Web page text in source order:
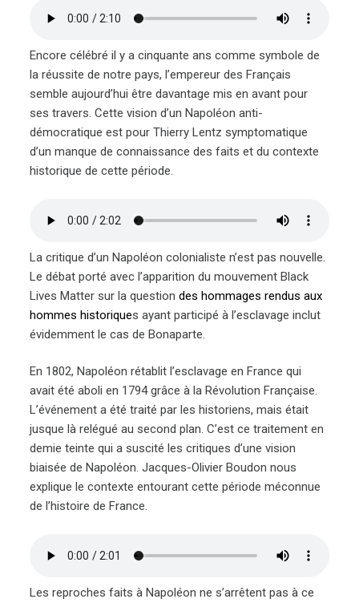
Encore célébré il y a cinquante ans comme symbole de
la réussite de notre pays, l’empereur des Français
semble aujourd’hui être davantage mis en avant pour
ses travers. Cette vision d’un Napoléon anti-
démocratique est pour Thierry Lentz symptomatique
d’un manque de connaissance des faits et du contexte
historique de cette période.
La critique d’un Napoléon colonialiste n’est pas nouvelle.
Le débat porté avec l’apparition du mouvement Black
Lives Matter sur la question des hommages rendus aux
hommes historiques ayant participé à l’esclavage inclut
évidemment le cas de Bonaparte.
En 1802, Napoléon rétablit l’esclavage en France qui
avait été aboli en 1794 grâce à la Révolution Française.
L’événement a été traité par les historiens, mais était
jusque là relégué au second plan. C’est ce traitement en
demie teinte qui a suscité les critiques d’une vision
biaisée de Napoléon. Jacques-Olivier Boudon nous
explique le contexte entourant cette période méconnue
de l’histoire de France.
Les reproches faits à Napoléon ne s’arrêtent pas à ce